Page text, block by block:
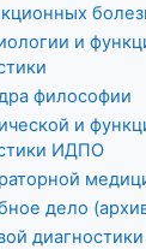
и
философии
и
ИДПО
дело